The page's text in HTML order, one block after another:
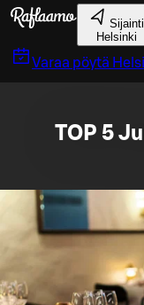
Siirry pääsisältöön
Sijainti
Helsinki
Varaa pöytä
TOP 5